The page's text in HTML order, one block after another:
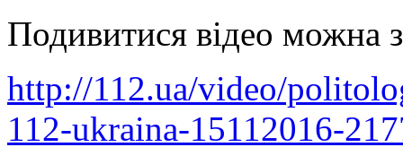
Подивитися відео можна
http://112.ua/video/
112-ukraina-15112016-